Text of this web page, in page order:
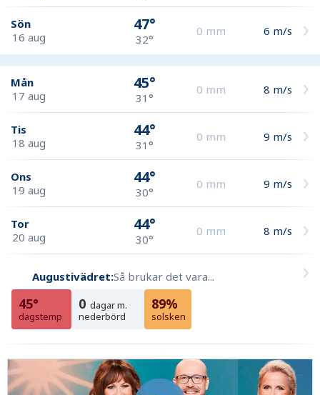
Sön
16 aug
47°
32°
0 mm 6 m/s
Mån
17 aug
45°
31°
0 mm 8 m/s
Tis
18 aug
44°
31°
0 mm 9 m/s
Ons
19 aug
44°
30°
0 mm 9 m/s
Tor
20 aug
44°
30°
0 mm 8 m/s
Augustivädret:Så brukar det vara...
45°
dagstemp
0 dagar m.
nederbörd
89%
solsken